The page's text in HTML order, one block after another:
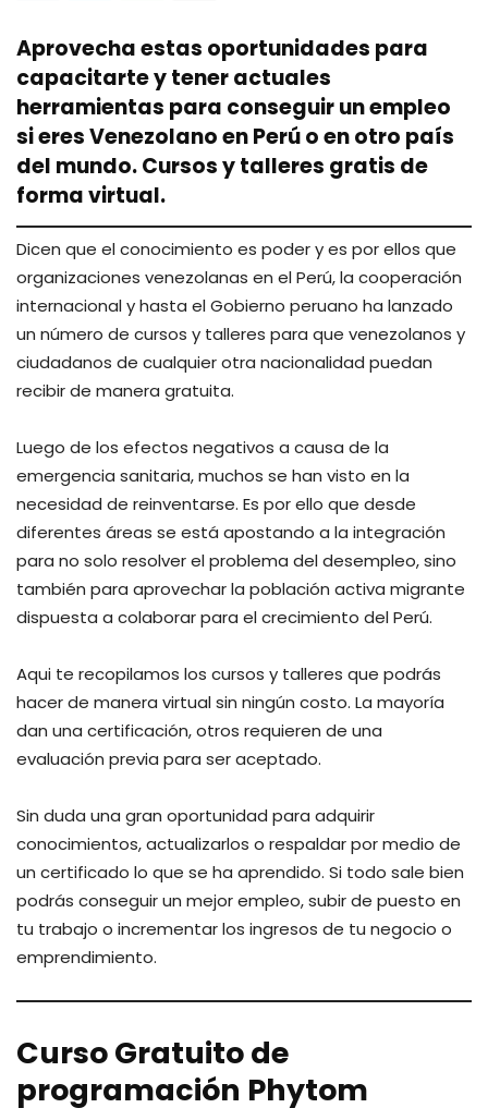
Aprovecha estas oportunidades para
capacitarte y tener actuales
herramientas para conseguir un empleo
si eres Venezolano en Perú o en otro país
del mundo. Cursos y talleres gratis de
forma virtual.
Dicen que el conocimiento es poder y es por ellos que
organizaciones venezolanas en el Perú, la cooperación
internacional y hasta el Gobierno peruano ha lanzado
un número de cursos y talleres para que venezolanos y
ciudadanos de cualquier otra nacionalidad puedan
recibir de manera gratuita.
Luego de los efectos negativos a causa de la
emergencia sanitaria, muchos se han visto en la
necesidad de reinventarse. Es por ello que desde
diferentes áreas se está apostando a la integración
para no solo resolver el problema del desempleo, sino
también para aprovechar la población activa migrante
dispuesta a colaborar para el crecimiento del Perú.
Aqui te recopilamos los cursos y talleres que podrás
hacer de manera virtual sin ningún costo. La mayoría
dan una certificación, otros requieren de una
evaluación previa para ser aceptado.
Sin duda una gran oportunidad para adquirir
conocimientos, actualizarlos o respaldar por medio de
un certificado lo que se ha aprendido. Si todo sale bien
podrás conseguir un mejor empleo, subir de puesto en
tu trabajo o incrementar los ingresos de tu negocio o
emprendimiento.
Curso Gratuito de
programación Phytom